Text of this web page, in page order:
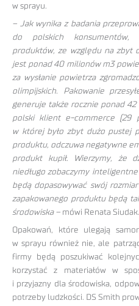
w sprayu.
– Jak wynika z badania
do polskich konsumentów,
produktów, ze względu na zbyt
jest ponad 40 milionów m3
za wysłanie powietrza
olimpijskich. Pakowanie
generuje także rocznie ponad 42
polski klient e-commerce (29
w której było zbyt dużo pustej
produktu, odczuwa negatywne
produkt kupił. Wierzymy, że
niedługo zobaczymy
będą dopasowywać swój
zapakowanego produktu będą
środowiska – mówi Renata Siudak.
Opakowań, które ulegają
w sprayu również nie, ale
firmy będą poszukiwać
korzystać z materiałów w
i przyjazny dla środowiska,
potrzeby ludzkości. DS Smith